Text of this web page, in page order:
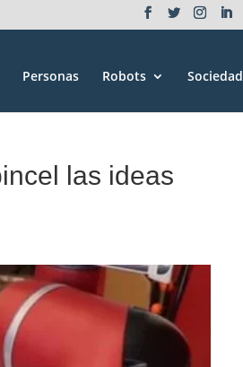
Personas Robots Sociedad
las ideas